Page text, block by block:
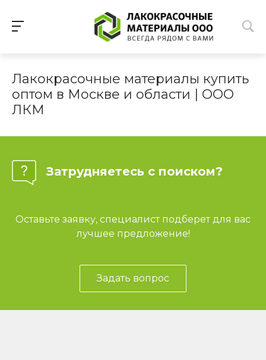
Лакокрасочные материалы купить
оптом в Москве и области | ООО
ЛКМ
Затрудняетесь с поиском?
Оставьте заявку, специалист подберет для вас
лучшее предложение!
Задать вопрос